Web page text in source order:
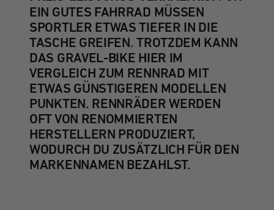
EIN GUTES FAHRRAD MÜSSEN
SPORTLER ETWAS TIEFER IN DIE
TASCHE GREIFEN. TROTZDEM KANN
DAS GRAVEL-BIKE HIER IM
VERGLEICH ZUM RENNRAD MIT
ETWAS GÜNSTIGEREN MODELLEN
PUNKTEN. RENNRÄDER WERDEN
OFT VON RENOMMIERTEN
HERSTELLERN PRODUZIERT,
WODURCH DU ZUSÄTZLICH FÜR DEN
MARKENNAMEN BEZAHLST.